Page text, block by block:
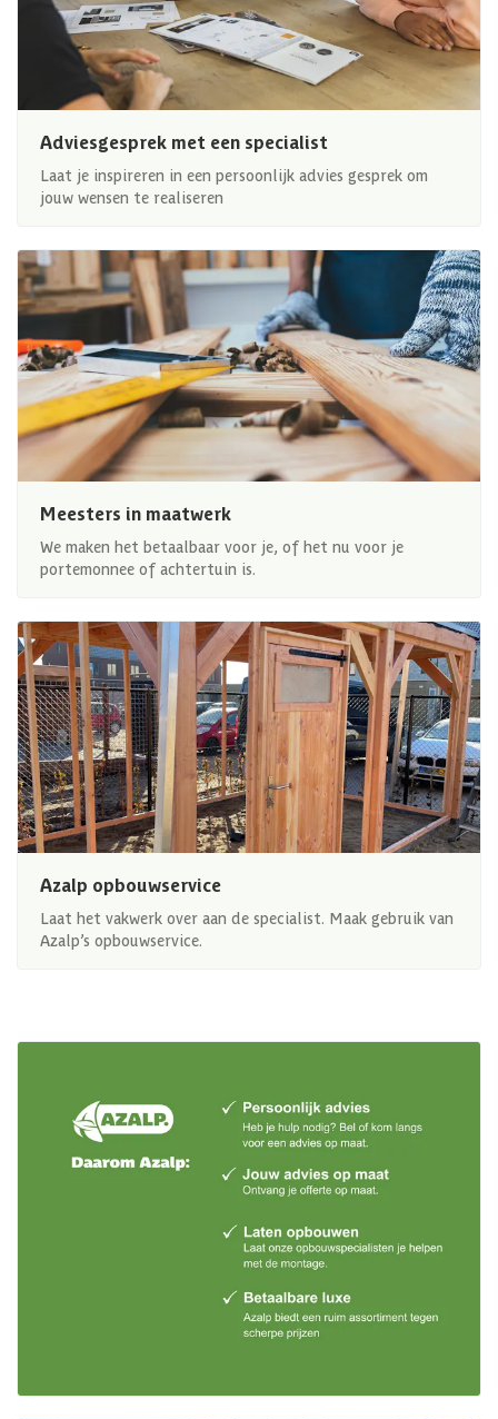
Adviesgesprek met een specialist
Laat je inspireren in een persoonlijk advies gesprek om
jouw wensen te realiseren
Meesters in maatwerk
We maken het betaalbaar voor je, of het nu voor je
portemonnee of achtertuin is.
Azalp opbouwservice
Laat het vakwerk over aan de specialist. Maak gebruik van
Azalp’s opbouwservice.